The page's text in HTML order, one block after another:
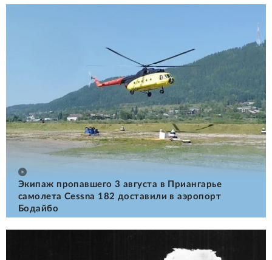
Экипаж пропавшего 3 августа в Приангарье
самолета Cessna 182 доставили в аэропорт
Бодайбо